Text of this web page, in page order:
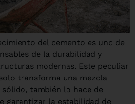
del cemento es uno de
de la durabilidad y
modernas. Este peculiar
transforma una mezcla
también lo hace de
garantizar la estabilidad de